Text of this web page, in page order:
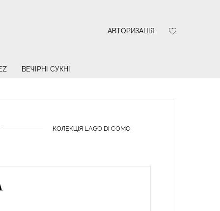
АВТОРИЗАЦІЯ
ВЕЧІРНІ СУКНІ
КОЛЕКЦІЯ LAGO DI COMO